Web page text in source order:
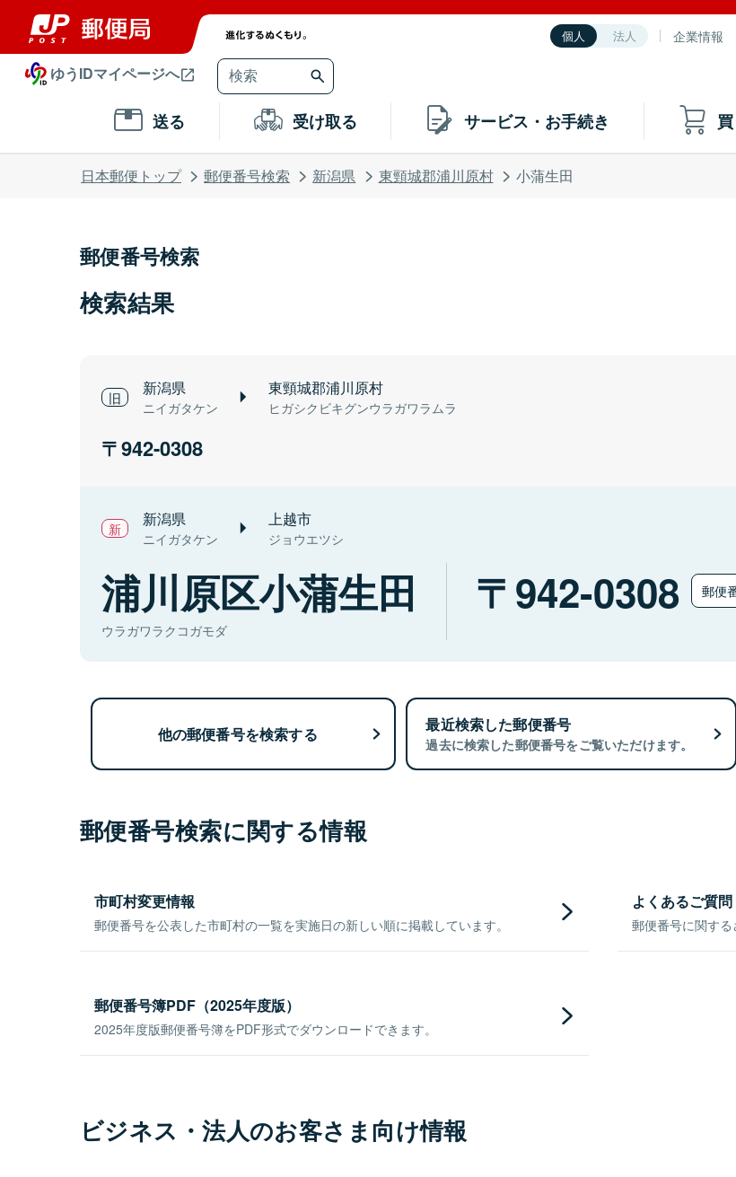
個人 法人 企業情報
ゆうIDマイページへ
送る 受け取る サービス・お手続き
日本郵便トップ 郵便番号検索 新潟県 東頸城郡浦川原村 小蒲生田
郵便番号検索
検索結果
新潟県
ニイガタケン
東頸城郡浦川原村
ヒガシクビキグンウラガワラムラ
942-0308
新潟県
ニイガタケン
上越市
ジョウエツシ
浦川原区小蒲生田
ウラガワラクコガモダ
942-0308 郵便
他の郵便番号を検索する 最近検索した郵便番号
過去に検索した郵便番号をご覧いただけます。
郵便番号検索に関する情報
市町村変更情報
郵便番号を公表した市町村の一覧を実施日の新しい順に掲載しています。
よくあるご質
郵便番号に関する
郵便番号簿PDF（2025年度版）
2025年度版郵便番号簿をPDF形式でダウンロードできます。
ビジネス・法人のお客さま向け情報